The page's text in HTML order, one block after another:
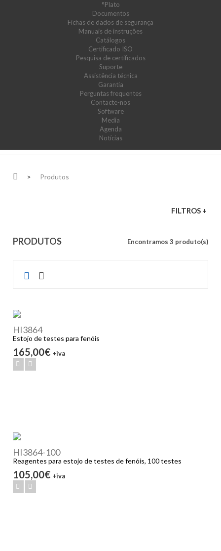
°Plato
Documentos
Fichas de dados de segurança
Manuais de instruções
Catálogos
Certificado ISO
Pesquisa de certificados
Suporte
Assistência técnica
Garantia
Perguntas frequentes
Contacte-nos
Software
Media
Agenda
Notícias
> Produtos
FILTROS +
PRODUTOS Encontramos 3 produto(s)
HI3864
Estojo de testes para fenóis
165,00€ +iva
HI3864-100
Reagentes para estojo de testes de fenóis, 100 testes
105,00€ +iva